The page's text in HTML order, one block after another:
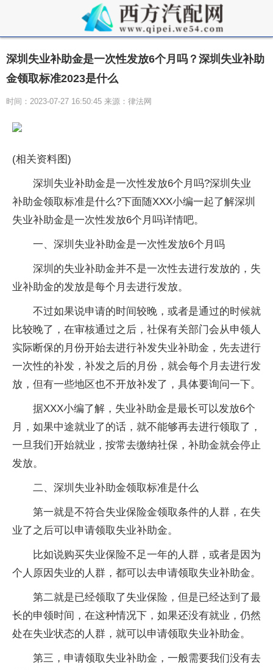
深圳失业补助金是一次性发放6个月吗？深圳失业补助
金领取标准2023是什么
时间：2023-07-27 16:50:45 来源：律法网
(相关资料图)
深圳失业补助金是一次性发放6个月吗?深圳失业
补助金领取标准是什么?下面随XXX小编一起了解深圳
失业补助金是一次性发放6个月吗详情吧。
一、深圳失业补助金是一次性发放6个月吗
深圳的失业补助金并不是一次性去进行发放的，失
业补助金的发放是每个月去进行发放。
不过如果说申请的时间较晚，或者是通过的时候就
比较晚了，在审核通过之后，社保有关部门会从申领人
实际断保的月份开始去进行补发失业补助金，先去进行
一次性的补发，补发之后的月份，就会每个月去进行发
放，但有一些地区也不开放补发了，具体要询问一下。
据XXX小编了解，失业补助金是最长可以发放6个
月，如果中途就业了的话，就不能够再去进行领取了，
一旦我们开始就业，按常去缴纳社保，补助金就会停止
发放。
二、深圳失业补助金领取标准是什么
第一就是不符合失业保险金领取条件的人群，在失
业了之后可以申请领取失业补助金。
比如说购买失业保险不足一年的人群，或者是因为
个人原因失业的人群，都可以去申请领取失业补助金。
第二就是已经领取了失业保险，但是已经达到了最
长的申领时间，在这种情况下，如果还没有就业，仍然
处在失业状态的人群，就可以申请领取失业补助金。
第三，申请领取失业补助金，一般需要我们没有去